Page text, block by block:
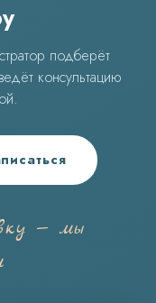
подберёт
консультацию
— мы